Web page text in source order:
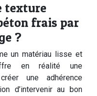
texture
frais par
?
un matériau lisse et
en réalité une
une adhérence
d’intervenir au bon